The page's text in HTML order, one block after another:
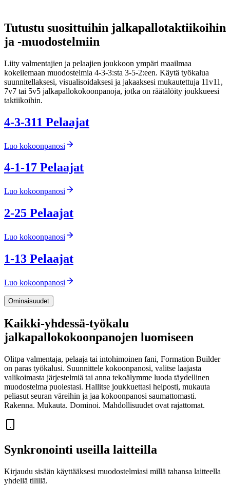
Tutustu suosittuihin jalkapallotaktiikoihin
ja -muodostelmiin
Liity valmentajien ja pelaajien joukkoon ympäri maailmaa
kokeilemaan muodostelmia 4-3-3:sta 3-5-2:een. Käytä työkalua
suunnitellaksesi, visualisoidaksesi ja jakaaksesi mukautettuja 11v11,
7v7 tai 5v5 jalkapallokokoonpanoja, jotka on räätälöity joukkueesi
taktiikoihin.
4-3-311 Pelaajat
Luo kokoonpanosi
4-1-17 Pelaajat
Luo kokoonpanosi
2-25 Pelaajat
Luo kokoonpanosi
1-13 Pelaajat
Luo kokoonpanosi
Ominaisuudet
Kaikki-yhdessä-työkalu
jalkapallokokoonpanojen luomiseen
Olitpa valmentaja, pelaaja tai intohimoinen fani, Formation Builder
on paras työkalusi. Suunnittele kokoonpanosi, valitse laajasta
valikoimasta järjestelmiä tai anna tekoälymme luoda täydellinen
muodostelma puolestasi. Hallitse joukkuettasi helposti, mukauta
peliasut seuran väreihin ja jaa kokoonpanosi saumattomasti.
Rakenna. Mukauta. Dominoi. Mahdollisuudet ovat rajattomat.
Synkronointi useilla laitteilla
Kirjaudu sisään käyttääksesi muodostelmiasi millä tahansa laitteella
yhdellä tilillä.